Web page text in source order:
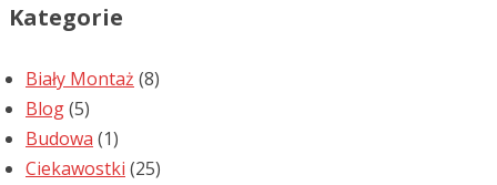
Kategorie
Biały Montaż (8)
Blog(5)
Budowa (1)
Ciekawostki (25)